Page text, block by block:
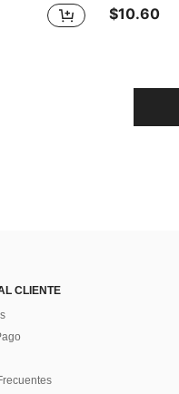
$10.60
CLIENTE